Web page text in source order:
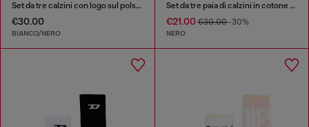
Set da tre calzini con logo sul polsino
€30.00
BIANCO/NERO
Set da tre paia di calzini in cotone con cavallo e logo
€21.00€30.00-30%
NERO